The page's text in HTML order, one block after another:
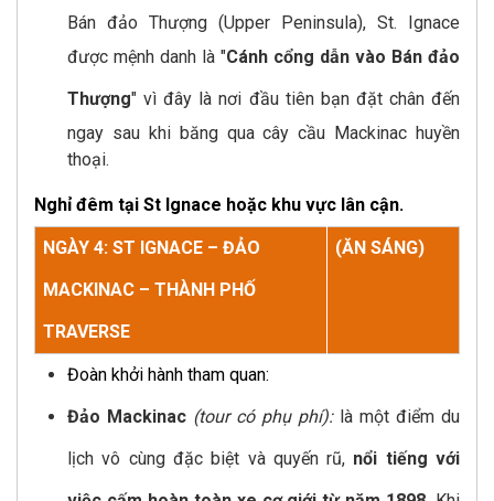
Bán đảo Thượng (Upper Peninsula), St. Ignace
được mệnh danh là "Cánh cổng dẫn vào Bán đảo
Thượng" vì đây là nơi đầu tiên bạn đặt chân đến
ngay sau khi băng qua cây cầu Mackinac huyền
thoại.
Nghỉ đêm tại St Ignace hoặc khu vực lân cận.
NGÀY 4: ST IGNACE – ĐẢO
MACKINAC – THÀNH PHỐ
TRAVERSE
(ĂN SÁNG)
Đoàn khởi hành tham quan:
Đảo Mackinac (tour có phụ phí): là một điểm du
lịch vô cùng đặc biệt và quyến rũ, nổi tiếng với